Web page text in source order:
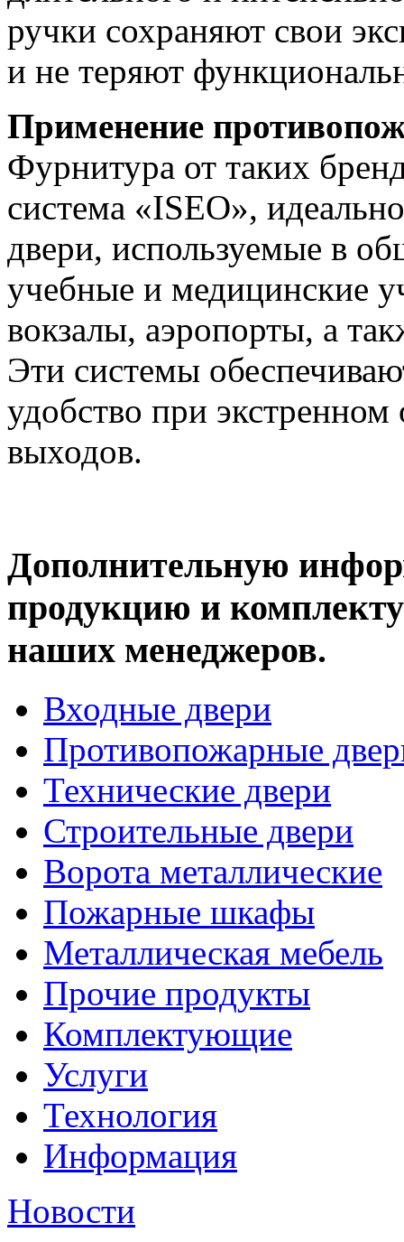
ручки сохраняют свои
и не теряют
Применение
Фурнитура от таких
система «ISEO»,
двери, используемые в
учебные и медицинские
вокзалы, аэропорты, а
Эти системы
удобство при
выходов.
Дополнительную
продукцию и
наших менеджеров.
Входные двери
Противопожарные
Технические двери
Строительные двери
Ворота металлические
Пожарные шкафы
Металлическая мебель
Прочие продукты
Комплектующие
Услуги
Технология
Информация
Новости